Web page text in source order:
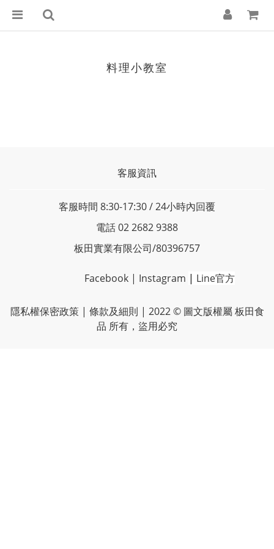
料理小教室
客服資訊
客服時間 8:30-17:30 / 24小時內回覆
電話 02 2682 9388
板田實業有限公司/80396757
Facebook | Instagram | Line官方
隱私權保密政策| 條款及細則 | 2022 © 圖文版權屬 板田食
品 所有，盜用必究